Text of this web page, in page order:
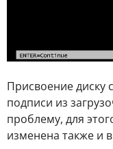
Присвоение диску
подписи из
проблему, для
изменена также и